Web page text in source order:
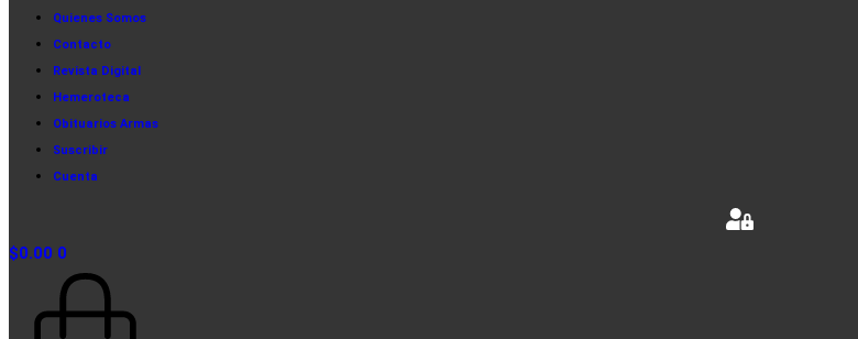
Quienes Somos
Contacto
Revista Digital
Hemeroteca
Obituarios Armas
Suscribir
Cuenta
$0.00 0